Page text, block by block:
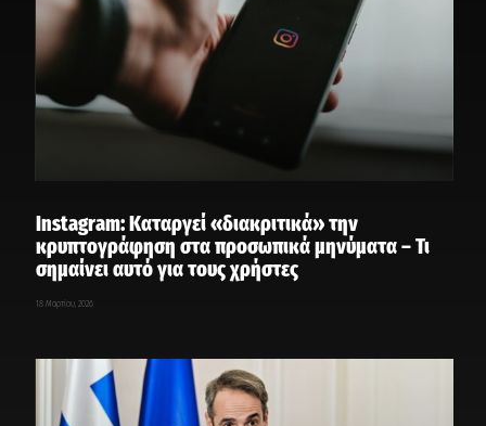
Instagram: Καταργεί «διακριτικά» την
κρυπτογράφηση στα προσωπικά μηνύματα – Τι
σημαίνει αυτό για τους χρήστες
18 Μαρτίου, 2026